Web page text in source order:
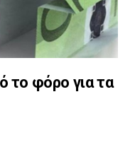
το φόρο για τα